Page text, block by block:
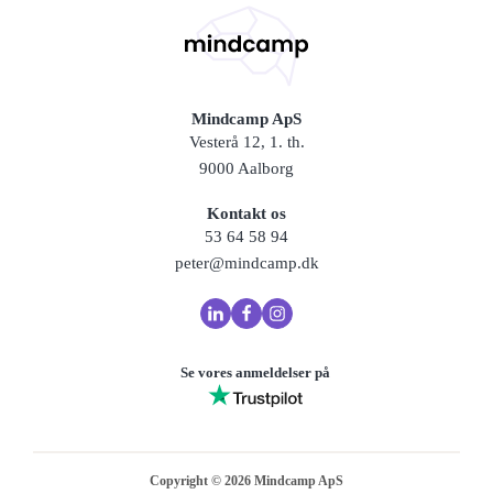
Mindcamp ApS
Vesterå 12, 1. th.
9000 Aalborg
Kontakt os
53 64 58 94
peter@mindcamp.dk
Se vores anmeldelser på
Copyright © 2026 Mindcamp ApS